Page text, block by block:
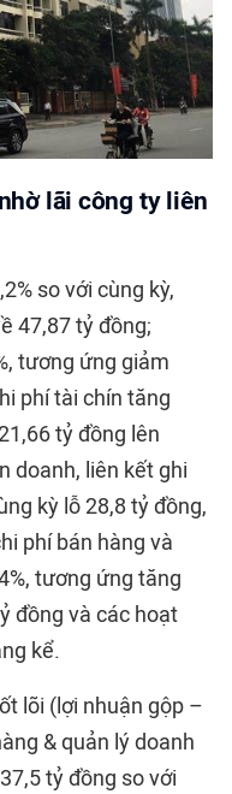
lãi công ty liên
so với cùng kỳ,
47,87 tỷ đồng;
tương ứng giảm
phí tài chín tăng
tỷ đồng lên
doanh, liên kết ghi
kỳ lỗ 28,8 tỷ đồng,
phí bán hàng và
tương ứng tăng
đồng và các hoạt
kể.
lõi (lợi nhuận gộp –
& quản lý doanh
tỷ đồng so với